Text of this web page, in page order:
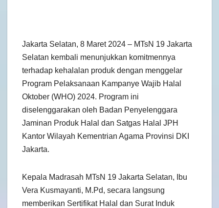
Jakarta Selatan, 8 Maret 2024 – MTsN 19 Jakarta
Selatan kembali menunjukkan komitmennya
terhadap kehalalan produk dengan menggelar
Program Pelaksanaan Kampanye Wajib Halal
Oktober (WHO) 2024. Program ini
diselenggarakan oleh Badan Penyelenggara
Jaminan Produk Halal dan Satgas Halal JPH
Kantor Wilayah Kementrian Agama Provinsi DKI
Jakarta.
Kepala Madrasah MTsN 19 Jakarta Selatan, Ibu
Vera Kusmayanti, M.Pd, secara langsung
memberikan Sertifikat Halal dan Surat Induk